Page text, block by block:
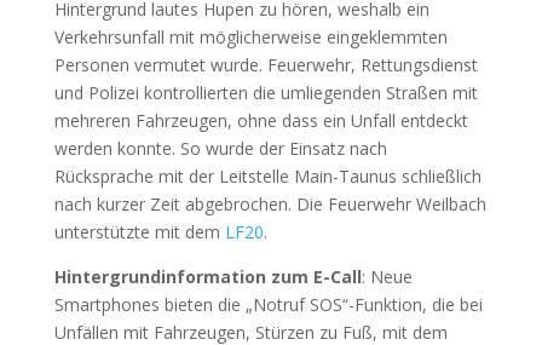
Hintergrund lautes Hupen zu hören, weshalb ein
Verkehrsunfall mit möglicherweise eingeklemmten
Personen vermutet wurde. Feuerwehr, Rettungsdienst
und Polizei kontrollierten die umliegenden Straßen mit
mehreren Fahrzeugen, ohne dass ein Unfall entdeckt
werden konnte. So wurde der Einsatz nach
Rücksprache mit der Leitstelle Main-Taunus schließlich
nach kurzer Zeit abgebrochen. Die Feuerwehr Weilbach
unterstützte mit dem LF20.
Hintergrundinformation zum E-Call: Neue
Smartphones bieten die „Notruf SOS“-Funktion, die bei
Unfällen mit Fahrzeugen, Stürzen zu Fuß, mit dem